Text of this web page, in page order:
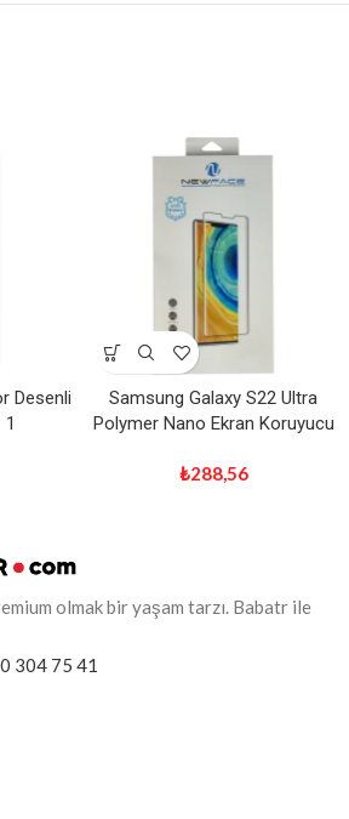
Desenli
Samsung Galaxy S22 Ultra
Polymer Nano Ekran Koruyucu
₺288,56
olmak bir yaşam tarzı. Babatr ile
304 75 41